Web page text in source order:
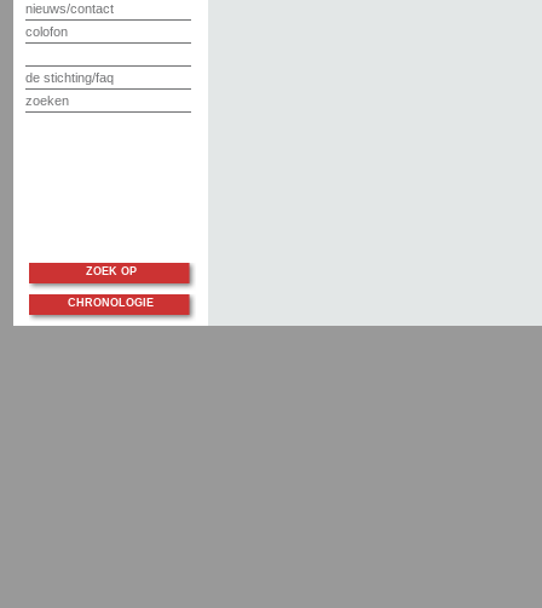
nieuws/contact
colofon
de stichting/faq
zoeken
ZOEK OP
CHRONOLOGIE